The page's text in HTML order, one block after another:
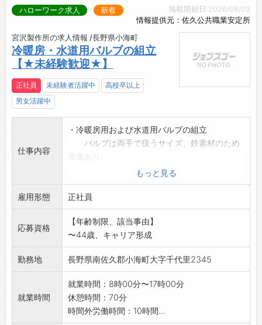
掲載開始日:2026/08/03
情報提供元：佐久公共職業安定所
ハローワーク求人 新着
宮沢製作所の求人情報 /長野県小海町
冷暖房・水道用バルブの組立
【★未経験歓迎★】
正社員 未経験者活躍中
高校卒以上
男女活躍中
仕事内容
・冷暖房用および水道用バルブの組立
バルブは両手で扱うサイズ、鉄素材のため
・加工脱着作業あり
・インパクトレンチ(自動、手動両方あり)を使
用した組立作業
※業務変更の範囲:なし
もっと見る
雇用形態 正社員
応募資格
【年齢制限、該当事由】
〜44歳、キャリア形成
勤務地 長野県南佐久郡小海町大字千代里2345
就業時間
就業時間：8時00分〜17時00分
休憩時間：70分
時間外労働時間：10時間...